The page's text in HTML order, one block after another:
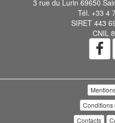
3 rue du Lurin 69650
Tél. +33 4
SIRET 443
CNIL
Conditions
Contacts